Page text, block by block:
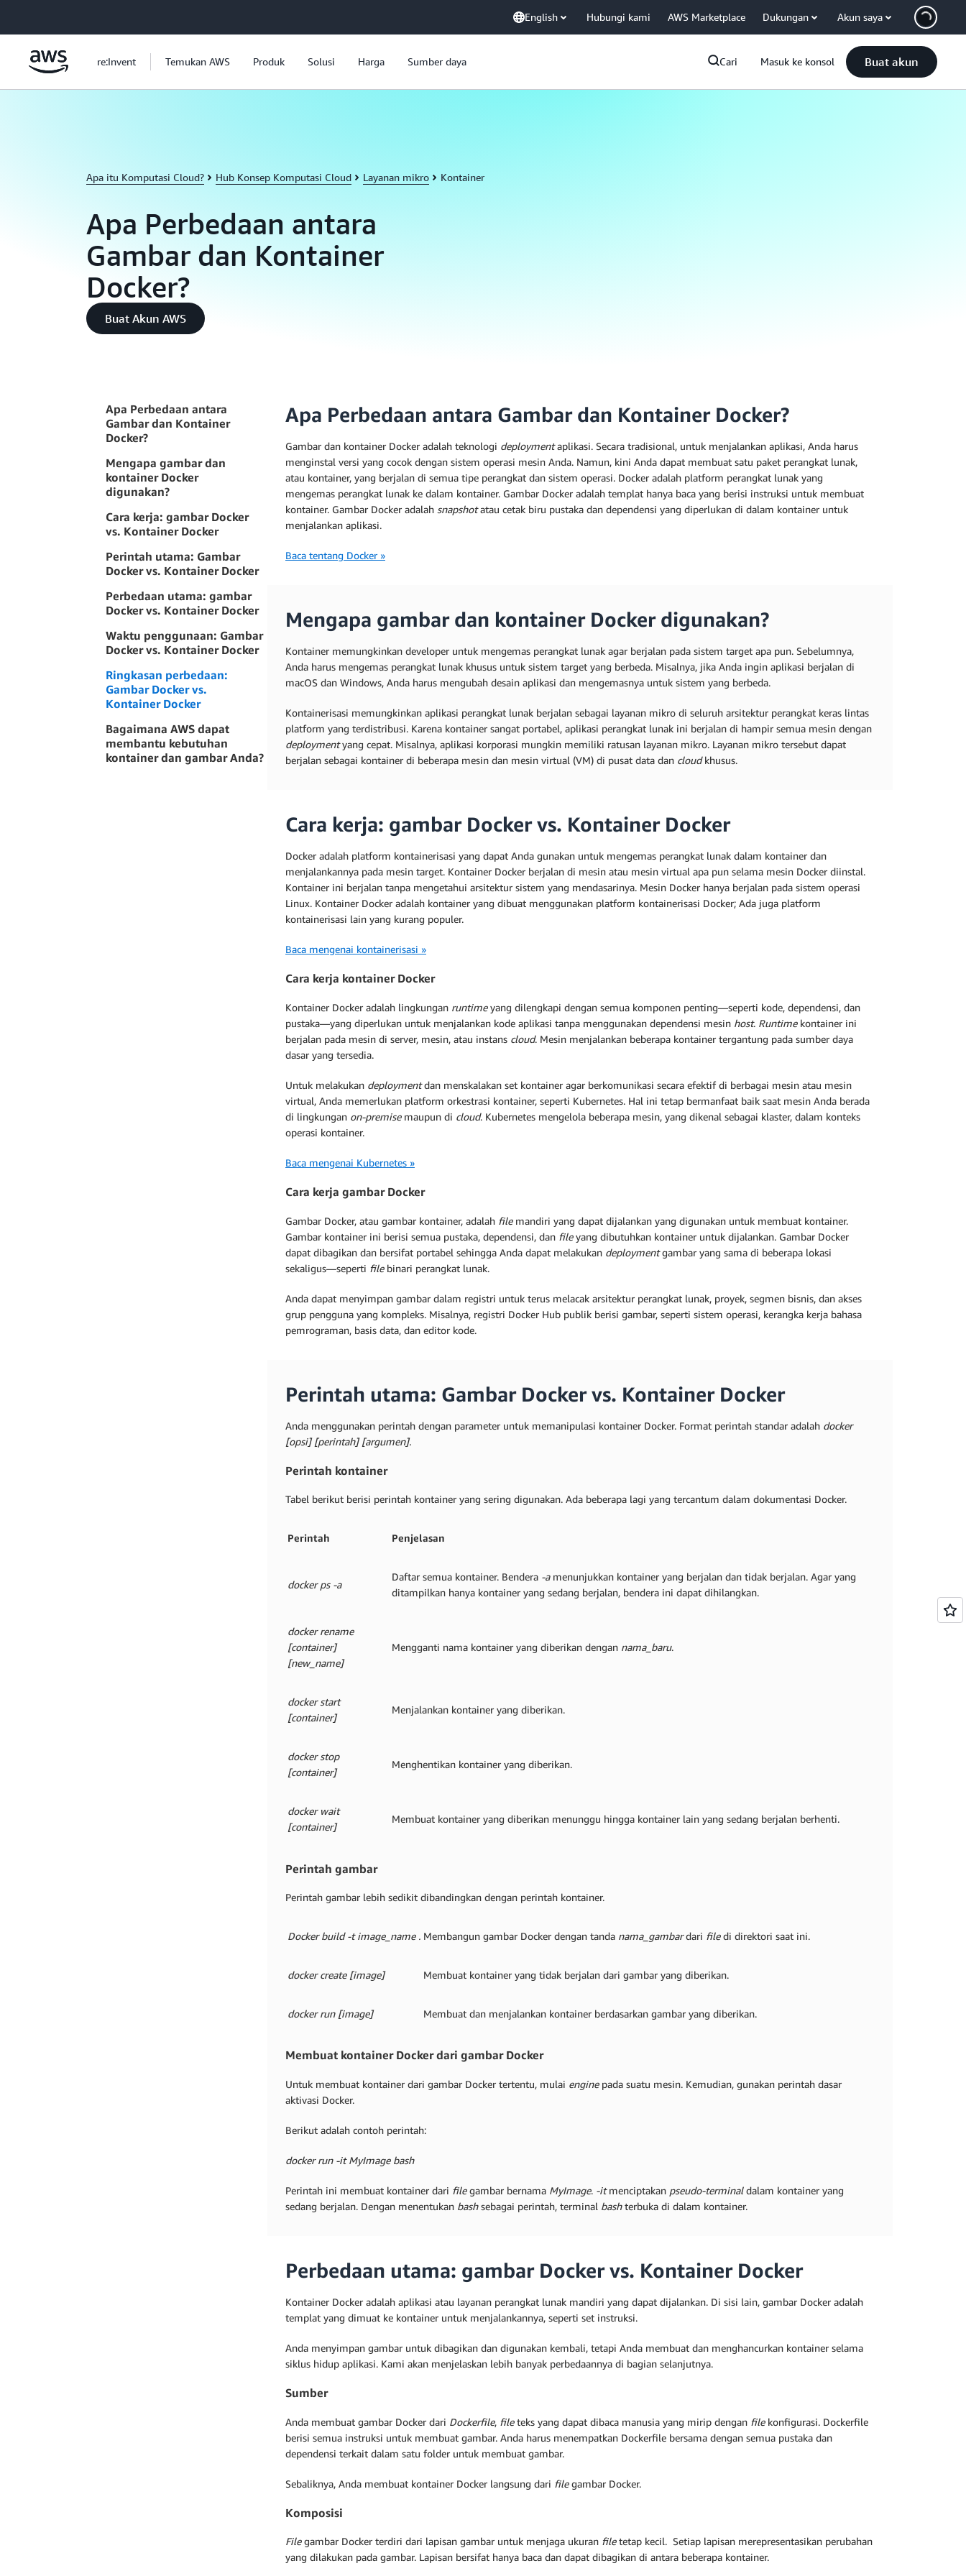
English Hubungi kami AWS Marketplace Dukungan Akun saya
re:Invent Temukan AWS Produk Solusi Harga Sumber daya Cari Masuk ke konsol Buat akun
Apa itu Komputasi Cloud? Hub Konsep Komputasi Cloud Layanan mikro Kontainer
Apa Perbedaan antara
Gambar dan Kontainer
Docker?
Buat Akun AWS
Apa Perbedaan antara
Gambar dan Kontainer
Docker?
Mengapa gambar dan
kontainer Docker
digunakan?
Cara kerja: gambar Docker
vs. Kontainer Docker
Perintah utama: Gambar
Docker vs. Kontainer Docker
Perbedaan utama: gambar
Docker vs. Kontainer Docker
Waktu penggunaan: Gambar
Docker vs. Kontainer Docker
Ringkasan perbedaan:
Gambar Docker vs.
Kontainer Docker
Bagaimana AWS dapat
membantu kebutuhan
kontainer dan gambar Anda?
Apa Perbedaan antara Gambar dan Kontainer Docker?
Gambar dan kontainer Docker adalah teknologi deploymentaplikasi. Secara tradisional, untuk menjalankan aplikasi, Anda harus
menginstal versi yang cocok dengan sistem operasi mesin Anda. Namun, kini Anda dapat membuat satu paket perangkat lunak,
atau kontainer, yang berjalan di semua tipe perangkat dan sistem operasi. Docker adalah platform perangkat lunak yang
mengemas perangkat lunak ke dalam kontainer. Gambar Docker adalah templat hanya baca yang berisi instruksi untuk membuat
kontainer. Gambar Docker adalah snapshotatau cetak biru pustaka dan dependensi yang diperlukan di dalam kontainer untuk
menjalankan aplikasi.
Baca tentang Docker »
Mengapa gambar dan kontainer Docker digunakan?
Kontainer memungkinkan developer untuk mengemas perangkat lunak agar berjalan pada sistem target apa pun. Sebelumnya,
Anda harus mengemas perangkat lunak khusus untuk sistem target yang berbeda. Misalnya, jika Anda ingin aplikasi berjalan di
macOS dan Windows, Anda harus mengubah desain aplikasi dan mengemasnya untuk sistem yang berbeda.
Kontainerisasi memungkinkan aplikasi perangkat lunak berjalan sebagai layanan mikro di seluruh arsitektur perangkat keras lintas
platform yang terdistribusi. Karena kontainer sangat portabel, aplikasi perangkat lunak ini berjalan di hampir semua mesin dengan
deploymentyang cepat. Misalnya, aplikasi korporasi mungkin memiliki ratusan layanan mikro. Layanan mikro tersebut dapat
berjalan sebagai kontainer di beberapa mesin dan mesin virtual (VM) di pusat data dan cloudkhusus.
Cara kerja: gambar Docker vs. Kontainer Docker
Docker adalah platform kontainerisasi yang dapat Anda gunakan untuk mengemas perangkat lunak dalam kontainer dan
menjalankannya pada mesin target. Kontainer Docker berjalan di mesin atau mesin virtual apa pun selama mesin Docker diinstal.
Kontainer ini berjalan tanpa mengetahui arsitektur sistem yang mendasarinya. Mesin Docker hanya berjalan pada sistem operasi
Linux. Kontainer Docker adalah kontainer yang dibuat menggunakan platform kontainerisasi Docker; Ada juga platform
kontainerisasi lain yang kurang populer.
Baca mengenai kontainerisasi »
Cara kerja kontainer Docker
Kontainer Docker adalah lingkungan runtimeyang dilengkapi dengan semua komponen penting—seperti kode, dependensi, dan
pustaka—yang diperlukan untuk menjalankan kode aplikasi tanpa menggunakan dependensi mesin host. Runtimekontainer ini
berjalan pada mesin di server, mesin, atau instans cloud. Mesin menjalankan beberapa kontainer tergantung pada sumber daya
dasar yang tersedia.
Untuk melakukan deploymentdan menskalakan set kontainer agar berkomunikasi secara efektif di berbagai mesin atau mesin
virtual, Anda memerlukan platform orkestrasi kontainer, seperti Kubernetes. Hal ini tetap bermanfaat baik saat mesin Anda berada
di lingkungan on-premisemaupun di cloud. Kubernetes mengelola beberapa mesin, yang dikenal sebagai klaster, dalam konteks
operasi kontainer.
Baca mengenai Kubernetes »
Cara kerja gambar Docker
Gambar Docker, atau gambar kontainer, adalah file mandiri yang dapat dijalankan yang digunakan untuk membuat kontainer.
Gambar kontainer ini berisi semua pustaka, dependensi, dan fileyang dibutuhkan kontainer untuk dijalankan. Gambar Docker
dapat dibagikan dan bersifat portabel sehingga Anda dapat melakukan deploymentgambar yang sama di beberapa lokasi
sekaligus—seperti file binari perangkat lunak.
Anda dapat menyimpan gambar dalam registri untuk terus melacak arsitektur perangkat lunak, proyek, segmen bisnis, dan akses
grup pengguna yang kompleks. Misalnya, registri Docker Hub publik berisi gambar, seperti sistem operasi, kerangka kerja bahasa
pemrograman, basis data, dan editor kode.
Perintah utama: Gambar Docker vs. Kontainer Docker
Anda menggunakan perintah dengan parameter untuk memanipulasi kontainer Docker. Format perintah standar adalah docker
[opsi] [perintah] [argumen].
Perintah kontainer
Tabel berikut berisi perintah kontainer yang sering digunakan. Ada beberapa lagi yang tercantum dalam dokumentasi Docker.
Perintah Penjelasan
docker ps -a
Daftar semua kontainer. Bendera -amenunjukkan kontainer yang berjalan dan tidak berjalan. Agar yang
ditampilkan hanya kontainer yang sedang berjalan, bendera ini dapat dihilangkan.
docker rename
[container]
[new_name]
Mengganti nama kontainer yang diberikan dengan nama_baru.
docker start
[container]
Menjalankan kontainer yang diberikan.
docker stop
[container]
Menghentikan kontainer yang diberikan.
docker wait
[container]
Membuat kontainer yang diberikan menunggu hingga kontainer lain yang sedang berjalan berhenti.
Perintah gambar
Perintah gambar lebih sedikit dibandingkan dengan perintah kontainer.
Docker build -t image_name . Membangun gambar Docker dengan tanda nama_gambardari filedi direktori saat ini.
docker create [image] Membuat kontainer yang tidak berjalan dari gambar yang diberikan.
docker run [image] Membuat dan menjalankan kontainer berdasarkan gambar yang diberikan.
Membuat kontainer Docker dari gambar Docker
Untuk membuat kontainer dari gambar Docker tertentu, mulai engine pada suatu mesin. Kemudian, gunakan perintah dasar
aktivasi Docker.
Berikut adalah contoh perintah:
docker run -it MyImage bash
Perintah ini membuat kontainer dari filegambar bernama MyImage. -itmenciptakan pseudo-terminaldalam kontainer yang
sedang berjalan. Dengan menentukan bashsebagai perintah, terminal bashterbuka di dalam kontainer.
Perbedaan utama: gambar Docker vs. Kontainer Docker
Kontainer Docker adalah aplikasi atau layanan perangkat lunak mandiri yang dapat dijalankan. Di sisi lain, gambar Docker adalah
templat yang dimuat ke kontainer untuk menjalankannya, seperti set instruksi.
Anda menyimpan gambar untuk dibagikan dan digunakan kembali, tetapi Anda membuat dan menghancurkan kontainer selama
siklus hidup aplikasi. Kami akan menjelaskan lebih banyak perbedaannya di bagian selanjutnya.
Sumber
Anda membuat gambar Docker dari Dockerfile, fileteks yang dapat dibaca manusia yang mirip dengan file konfigurasi. Dockerfile
berisi semua instruksi untuk membuat gambar. Anda harus menempatkan Dockerfile bersama dengan semua pustaka dan
dependensi terkait dalam satu folder untuk membuat gambar.
Sebaliknya, Anda membuat kontainer Docker langsung dari filegambar Docker.
Komposisi
Filegambar Docker terdiri dari lapisan gambar untuk menjaga ukuran filetetap kecil. Setiap lapisan merepresentasikan perubahan
yang dilakukan pada gambar. Lapisan bersifat hanya baca dan dapat dibagikan di antara beberapa kontainer.